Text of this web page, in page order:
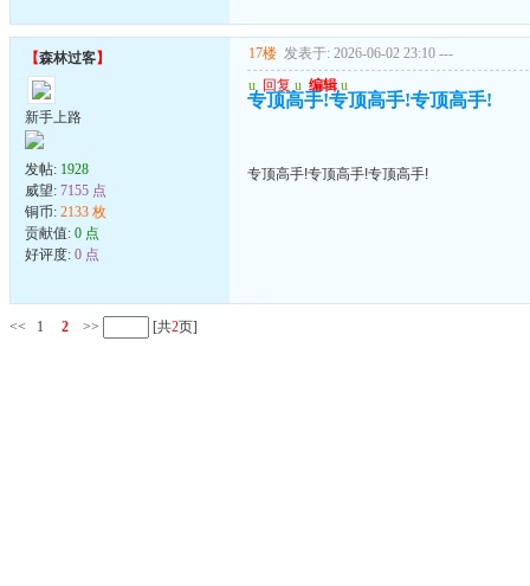
【森林过客】
新手上路
发帖: 1928
威望: 7155 点
铜币: 2133 枚
贡献值: 0 点
好评度: 0 点
17楼 发表于: 2026-06-02 23:10 ---
u 回复 u 编辑 u
专顶高手!专顶高手!专顶高手!
专顶高手!专顶高手!专顶高手!
<< 1 2 >> [共2页]